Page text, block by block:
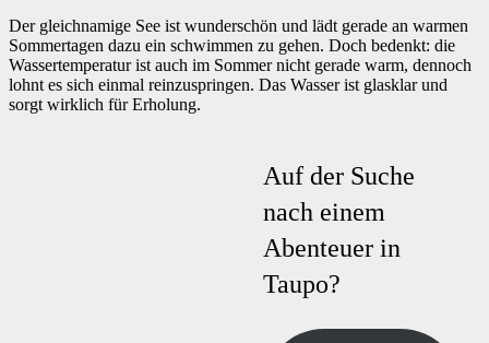
Der gleichnamige See ist wunderschön und lädt gerade an warmen
Sommertagen dazu ein schwimmen zu gehen. Doch bedenkt: die
Wassertemperatur ist auch im Sommer nicht gerade warm, dennoch
lohnt es sich einmal reinzuspringen. Das Wasser ist glasklar und
sorgt wirklich für Erholung.
Auf der Suche
nach einem
Abenteuer in
Taupo?